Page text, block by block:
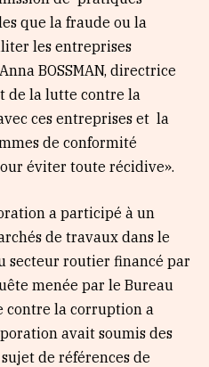
que la fraude ou la
les entreprises
BOSSMAN, directrice
de la lutte contre la
ces entreprises et la
de conformité
éviter toute récidive».
a participé à un
de travaux dans le
secteur routier financé par
menée par le Bureau
contre la corruption a
avait soumis des
de références de